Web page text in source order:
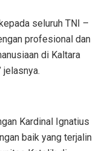
seluruh TNI –
profesional dan
di Kaltara
jelasnya.
Kardinal Ignatius
baik yang terjalin